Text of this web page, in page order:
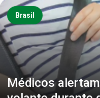
Brasil
Médicos